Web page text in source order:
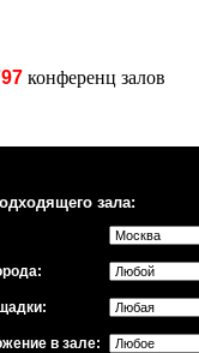
конференц залов
зала:
в зале: